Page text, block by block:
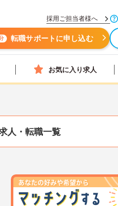
採用ご担当者様へ
転職サポートに申し込む
お気に入り求人
人・転職一覧